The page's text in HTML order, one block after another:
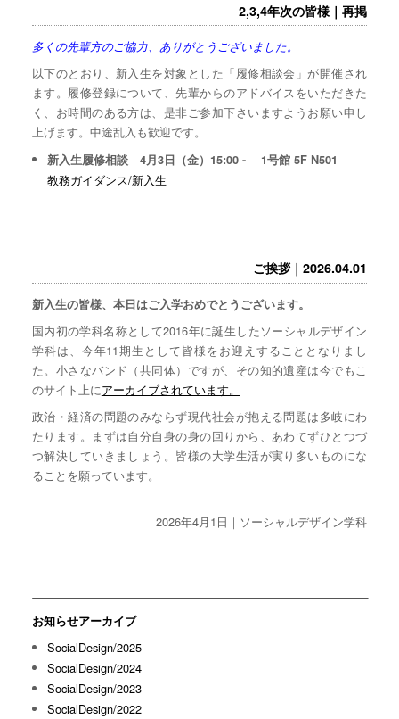
2,3,4年次の皆様｜再掲
多くの先輩方のご協力、ありがとうございました。
以下のとおり、新入生を対象とした「履修相談会」が開催され
ます。履修登録について、先輩からのアドバイスをいただきた
く、お時間のある方は、是非ご参加下さいますようお願い申し
上げます。中途乱入も歓迎です。
新入生履修相談 4月3日（金）15:00 - 1号館 5F N501
教務ガイダンス/新入生
ご挨拶｜2026.04.01
新入生の皆様、本日はご入学おめでとうございます。
国内初の学科名称として2016年に誕生したソーシャルデザイン
学科は、今年11期生として皆様をお迎えすることとなりまし
た。小さなバンド（共同体）ですが、その知的遺産は今でもこ
のサイト上にアーカイブされています。
政治・経済の問題のみならず現代社会が抱える問題は多岐にわ
たります。まずは自分自身の身の回りから、あわてずひとつづ
つ解決していきましょう。皆様の大学生活が実り多いものにな
ることを願っています。
2026年4月1日｜ソーシャルデザイン学科
お知らせアーカイブ
SocialDesign/2025
SocialDesign/2024
SocialDesign/2023
SocialDesign/2022